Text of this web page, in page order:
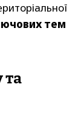
тем
та